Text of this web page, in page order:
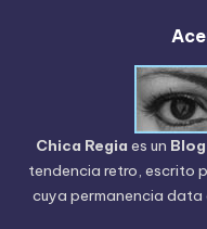
Chica Regia es un
tendencia retro, escrito
cuya permanencia data